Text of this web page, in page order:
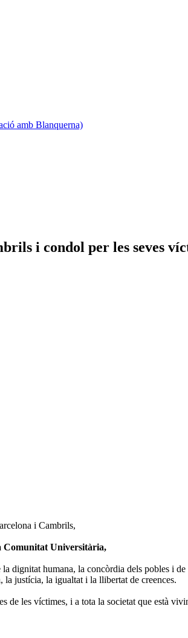
amb Blanquerna)
i condol per les seves
i Cambrils,
Comunitat Universitària,
dignitat humana, la concòrdia dels pobles i
la justícia, la igualtat i la llibertat de creences.
de les víctimes, i a tota la societat que està